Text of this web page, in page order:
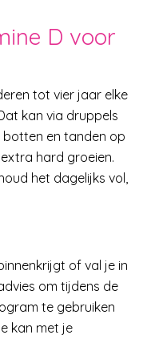
D voor
tot vier jaar elke
kan via druppels
en tanden op
hard groeien.
het dagelijks vol,
of val je in
om tijdens de
te gebruiken
kan met je